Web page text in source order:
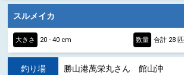
スルメイカ
大きさ 20 - 40 cm 数量 合計 28 匹
釣り場 勝山港萬栄丸さん 館山沖